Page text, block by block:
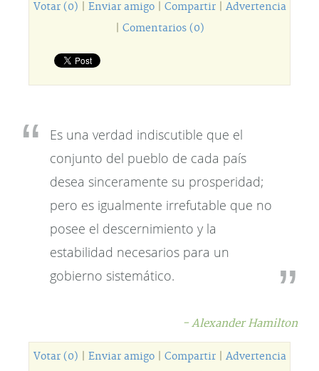
Votar (0) Enviar amigo| Compartir| Advertencia
Comentarios (0)
Es una verdad indiscutible que el
conjunto del pueblo de cada país
desea sinceramente su prosperidad;
pero es igualmente irrefutable que no
posee el descernimiento y la
estabilidad necesarios para un
gobierno sistemático.
- Alexander Hamilton
Votar (0) Enviar amigo| Compartir| Advertencia